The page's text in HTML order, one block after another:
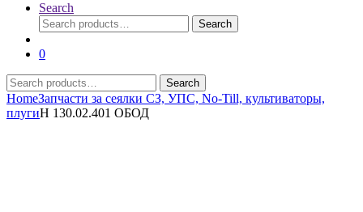
Search
Search
for:
Search
0
Search
for:
Search
HomeЗапчасти за сеялки СЗ, УПС, No-Till, культиваторы,
плугиН 130.02.401 ОБОД